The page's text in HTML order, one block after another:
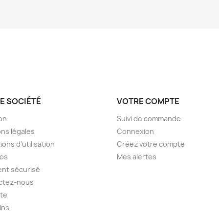
SOCIÉTÉ
légales
d'utilisation
sécurisé
nous
VOTRE COMPTE
Suivi de commande
Connexion
Créez votre compte
Mes alertes